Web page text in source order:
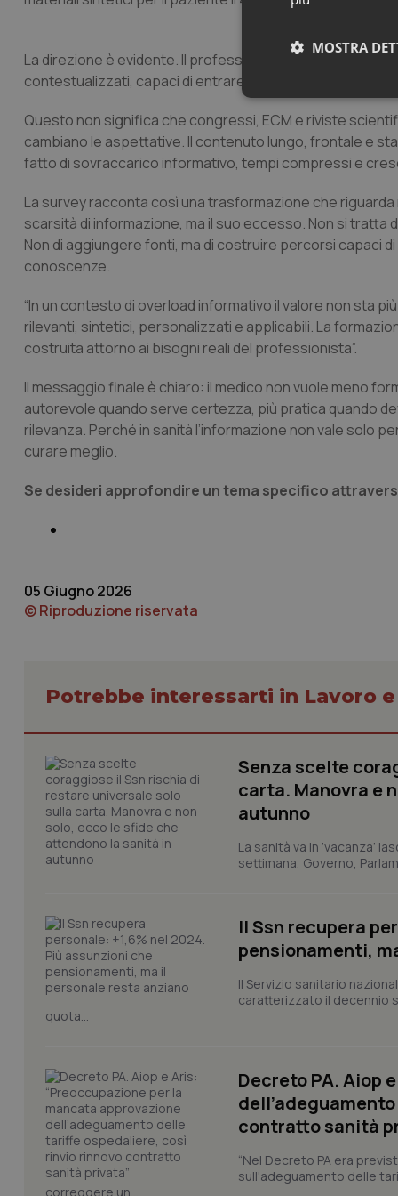
La direzione è evidente. Il professionista non chiede
contestualizzati, capaci di entrare nel flusso reale della
Questo non significa che congressi, ECM e riviste
cambiano le aspettative. Il contenuto lungo, frontale e
fatto di sovraccarico informativo, tempi compressi e
La survey racconta così una trasformazione che riguarda
scarsità di informazione, ma il suo eccesso. Non si
Non di aggiungere fonti, ma di costruire percorsi capaci
conoscenze.
“In un contesto di overload informativo il valore non sta
rilevanti, sintetici, personalizzati e applicabili. La
costruita attorno ai bisogni reali del professionista”.
Il messaggio finale è chiaro: il medico non vuole meno
autorevole quando serve certezza, più pratica quando
rilevanza. Perché in sanità l’informazione non vale solo
curare meglio.
Se desideri approfondire un tema specifico
05 Giugno 2026
© Riproduzione riservata
Potrebbe interessarti in Lavoro
Senza scelte
carta. Manovra e
autunno
La sanità va in ‘vacanza’
settimana, Governo,
Il Ssn recupera
pensionamenti,
Il Servizio sanitario
caratterizzato il decennio
quota...
Decreto PA. Aiop
contratto sanità
“Nel Decreto PA era
sull'adeguamento delle
correggere un...
MOSTRA
I cookie necessari
tracking-sites-
_ga_0VMQEQKQ1N
YSC
__Secure-
ROLLOUT_TOKEN
tracking-sites-